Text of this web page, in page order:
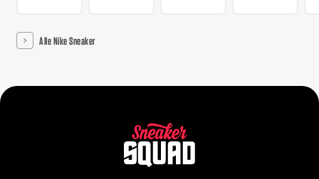
Alle Nike Sneaker